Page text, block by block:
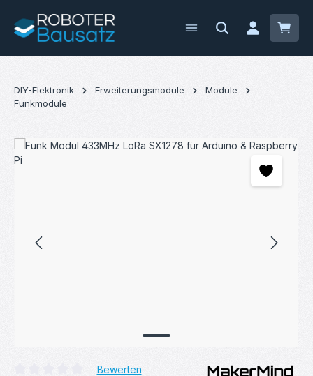
Zum Hauptinhalt springen
DIY-Elektronik Erweiterungsmodule
Module
Funkmodule
Bildergalerie überspringen
Bewerten